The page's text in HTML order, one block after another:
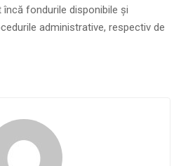
fondurile disponibile și
administrative, respectiv de